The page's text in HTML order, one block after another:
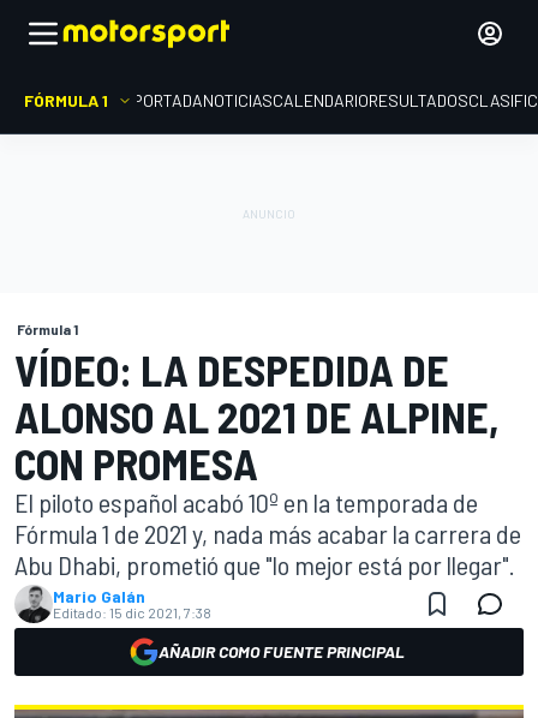
FÓRMULA 1 PORTADANOTICIASCALENDARIORESULTADOS
Fórmula 1
VÍDEO: LA DESPEDIDA DE
ALONSO AL 2021 DE ALPINE,
CON PROMESA
El piloto español acabó 10º en la temporada de
Fórmula 1 de 2021 y, nada más acabar la carrera de
Abu Dhabi, prometió que "lo mejor está por llegar".
Mario Galán
Editado: 15 dic 2021, 7:38
AÑADIR COMO FUENTE PRINCIPAL